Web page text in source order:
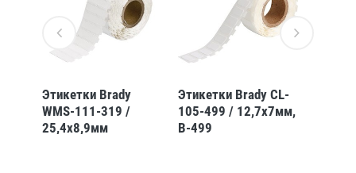
Этикетки Brady
WMS-111-319 /
25,4x8,9мм
Этикетки Brady CL-
105-499 / 12,7x7мм,
B-499